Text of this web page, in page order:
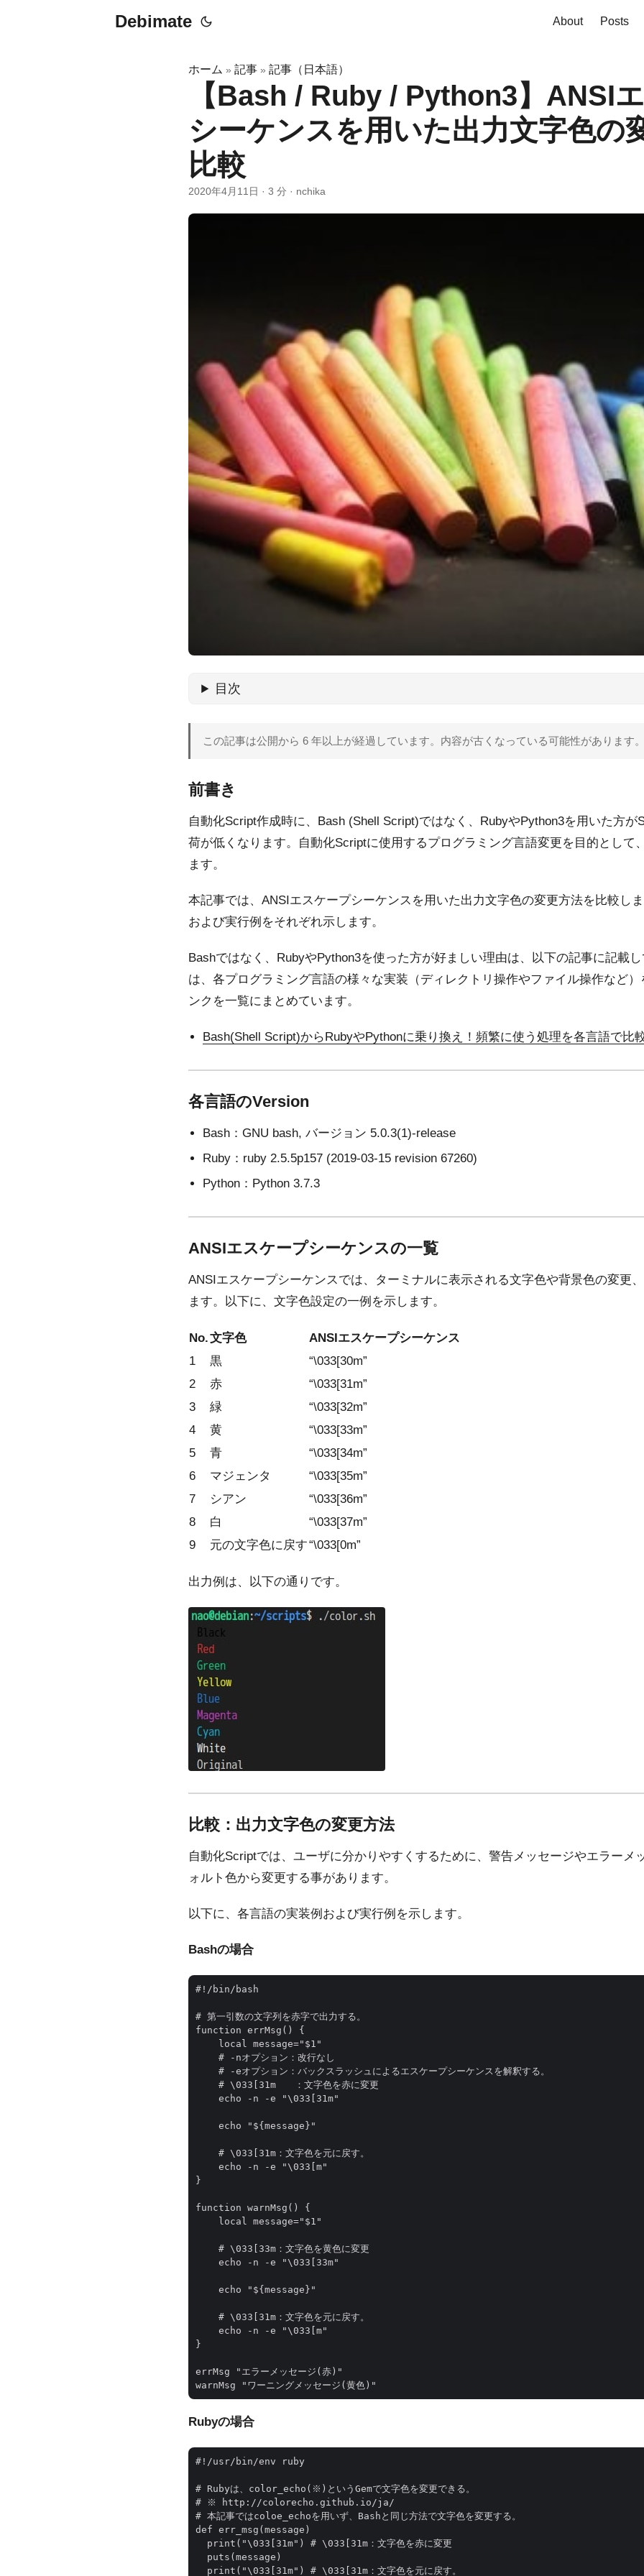
Debimate About Posts
ホーム » 記事 » 記事（日本語）
【Bash / Ruby / Python3】ANSI
シーケンスを用いた出力文字色の
比較
2020年4月11日 · 3 分 · nchika
目次
この記事は公開から 6 年以上が経過しています。内容が古くなっている可能性があります。
前書き
自動化Script作成時に、Bash (Shell Script)ではなく、RubyやPython3を用いた方が
荷が低くなります。自動化Scriptに使用するプログラミング言語変更を目的として
ます。
本記事では、ANSIエスケープシーケンスを用いた出力文字色の変更方法を比較し
および実行例をそれぞれ示します。
Bashではなく、RubyやPython3を使った方が好ましい理由は、以下の記事に記載
は、各プログラミング言語の様々な実装（ディレクトリ操作やファイル操作など）
ンクを一覧にまとめています。
Bash(Shell Script)からRubyやPythonに乗り換え！頻繁に使う処理を各言語で比
各言語のVersion
Bash：GNU bash, バージョン 5.0.3(1)-release
Ruby：ruby 2.5.5p157 (2019-03-15 revision 67260)
Python：Python 3.7.3
ANSIエスケープシーケンスの一覧
ANSIエスケープシーケンスでは、ターミナルに表示される文字色や背景色の変更
ます。以下に、文字色設定の一例を示します。
No.文字色
ANSIエスケープシーケンス
1
黒
“\033[30m”
2
赤
“\033[31m”
3
緑
“\033[32m”
4
黄
“\033[33m”
5
青
“\033[34m”
6
マジェンタ
“\033[35m”
7
シアン
“\033[36m”
8
白
“\033[37m”
9
元の文字色に戻す“\033[0m”
出力例は、以下の通りです。
比較：出力文字色の変更方法
自動化Scriptでは、ユーザに分かりやすくするために、警告メッセージやエラーメ
ォルト色から変更する事があります。
以下に、各言語の実装例および実行例を示します。
Bashの場合
#!/bin/bash
# 第一引数の文字列を赤字で出力する。
function errMsg() {
    local message="$1"
    # -nオプション：改行なし
    # -eオプション：バックスラッシュによるエスケープシーケンスを解釈する。
    # \033[31m　　：文字色を赤に変更
    echo -n -e "\033[31m"
    echo "${message}"
    # \033[31m：文字色を元に戻す。
    echo -n -e "\033[m"
}
function warnMsg() {
    local message="$1"
    # \033[33m：文字色を黄色に変更
    echo -n -e "\033[33m"
    echo "${message}"
    # \033[31m：文字色を元に戻す。
    echo -n -e "\033[m"
}
errMsg "エラーメッセージ(赤)"
Rubyの場合
#!/usr/bin/env ruby
# Rubyは、color_echo(※)というGemで文字色を変更できる。
# ※ http://colorecho.github.io/ja/
# 本記事ではcoloe_echoを用いず、Bashと同じ方法で文字色を変更する。
def err_msg(message)
  print("\033[31m") # \033[31m：文字色を赤に変更
  puts(message)
  print("\033[31m") # \033[31m：文字色を元に戻す。